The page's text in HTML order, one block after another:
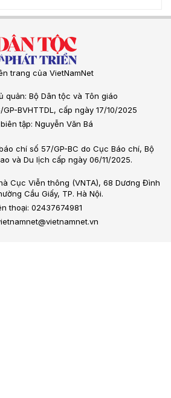
trang của VietNamNet
quản: Bộ Dân tộc và Tôn giáo
GP-BVHTTDL, cấp ngày 17/10/2025
tập: Nguyễn Văn Bá
chí số 57/GP-BC do Cục Báo chí, Bộ
và Du lịch cấp ngày 06/11/2025.
Cục Viễn thông (VNTA), 68 Dương Đình
Cầu Giấy, TP. Hà Nội.
thoại: 02437674981